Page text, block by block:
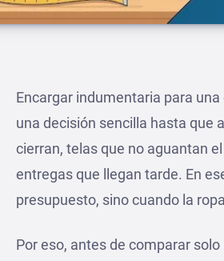
Encargar indumentaria para
una decisión sencilla hasta que
cierran, telas que no aguantan
entregas que llegan tarde. En
presupuesto, sino cuando la
Por eso, antes de comparar